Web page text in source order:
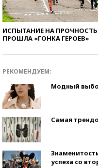
ИСПЫТАНИЕ НА
ПРОШЛА «ГОНКА ГЕРОЕВ»
РЕКОМЕНДУЕМ:
Модный
Самая
успеха со